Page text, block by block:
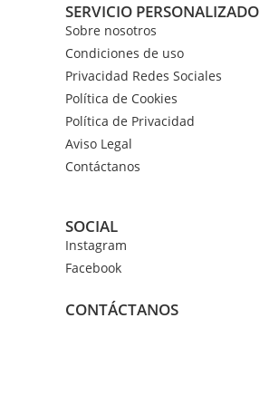
SERVICIO PERSONALIZADO
Sobre nosotros
Condiciones de uso
Privacidad Redes Sociales
Política de Cookies
Política de Privacidad
Aviso Legal
Contáctanos
SOCIAL
Instagram
Facebook
CONTÁCTANOS